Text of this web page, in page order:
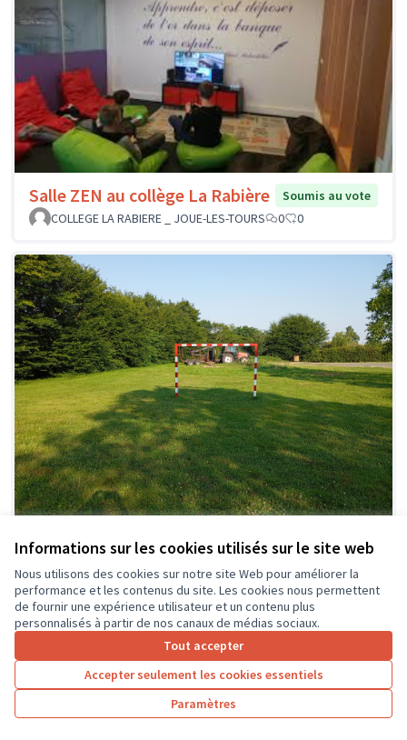
Informations sur les cookies utilisés sur le site web
Nous utilisons des cookies sur notre site Web pour améliorer la
performance et les contenus du site. Les cookies nous permettent
de fournir une expérience utilisateur et un contenu plus
personnalisés à partir de nos canaux de médias sociaux.
Tout accepter
Accepter seulement les cookies essentiels
Paramètres
Salle ZEN au collège La Rabière
Soumis au vote
COLLEGE LA RABIERE _ JOUE-LES-TOURS
0 0
Aménagement extérieur - MFR du
Lochois
vote
MFR du Lochois
2 18